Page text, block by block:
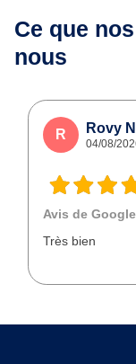
Ce que
nous
R Rovy
04/08/
Avis de Google
Très bien